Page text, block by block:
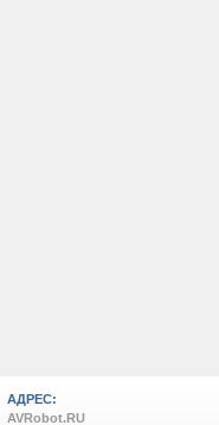
АДРЕС:
AVRobot.RU